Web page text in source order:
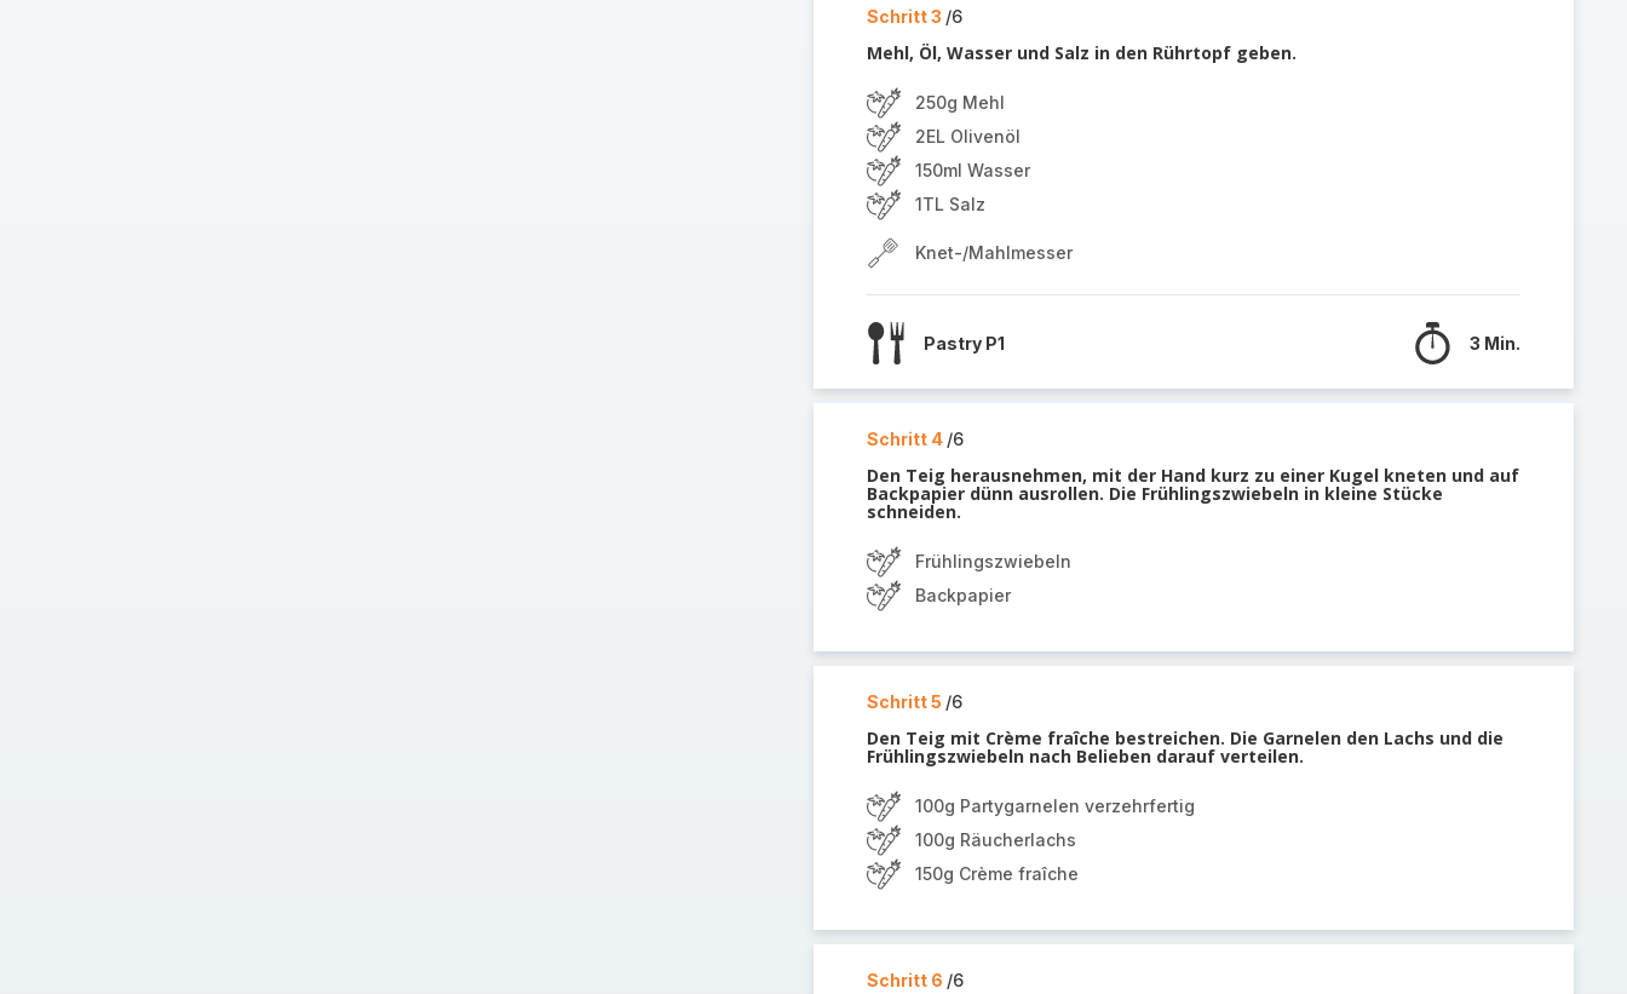
Schritt 3 /6
Mehl, Öl, Wasser und Salz in den Rührtopf geben.
250g Mehl
2EL Olivenöl
150ml Wasser
1TL Salz
Knet-/Mahlmesser
Pastry P1 3 Min.
Schritt 4 /6
Den Teig herausnehmen, mit der Hand kurz zu einer Kugel kneten und auf
Backpapier dünn ausrollen. Die Frühlingszwiebeln in kleine Stücke
schneiden.
Frühlingszwiebeln
Backpapier
Schritt 5 /6
Den Teig mit Crème fraîche bestreichen. Die Garnelen den Lachs und die
Frühlingszwiebeln nach Belieben darauf verteilen.
100g Partygarnelen verzehrfertig
100g Räucherlachs
150g Crème fraîche
Schritt 6 /6